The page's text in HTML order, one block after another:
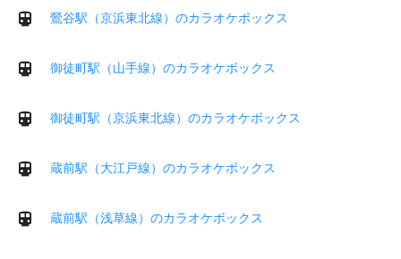
鶯谷駅（京浜東北線）のカラオケボックス
御徒町駅（山手線）のカラオケボックス
御徒町駅（京浜東北線）のカラオケボックス
蔵前駅（大江戸線）のカラオケボックス
蔵前駅（浅草線）のカラオケボックス